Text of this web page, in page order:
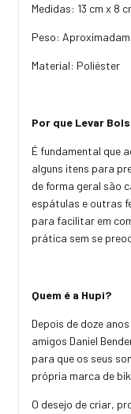
Medidas: 13 cm x 8
Peso:
Material: Poliéster
Por que Levar
É fundamental que
alguns itens para
de forma geral são
espátulas e outras
para facilitar em
prática sem se
Quem é a Hupi?
Depois de doze
amigos Daniel
para que os seus
própria marca de
O desejo de criar,